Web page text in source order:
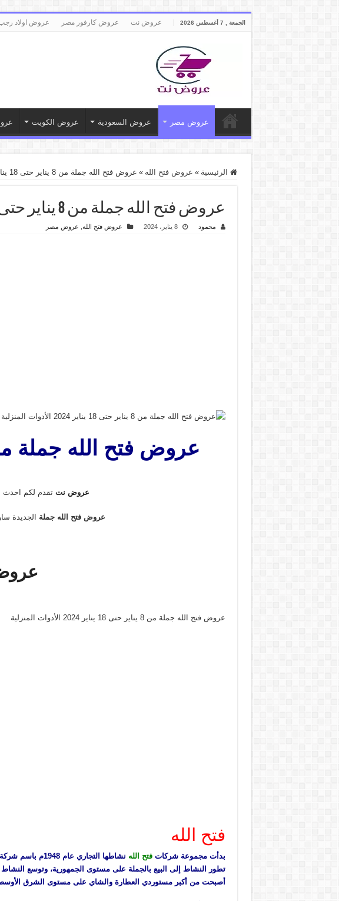
الجمعة , 7 أغسطس 2026 عروض نت عروض كارفور مصر عروض اولاد
عروض مصر عروض السعودية عروض الكويت
الرئيسية » عروض فتح الله » عروض فتح الله جملة من 8 يناير حتى 18 يناير 2024 الأدوات المنزلية
عروض فتح الله جملة من 8 يناير حتى 18 يناير 2024 الأدوات المنزلية
محمود 8 يناير، 2024 عروض فتح الله عروض مصر
عروض نت تقدم لكم احدث
عروض فتح الله جملة الجديدة سارية من 8 يناير حتى 18 يناير 2024
عروض
عروض فتح الله جملة من 8 يناير حتى 18 يناير 2024 الأدوات المنزلية
فتح الله
بدأت مجموعة شركاتفتح الله
نشاطها
تطور النشاط إلى البيع بالجملة على مستوى الجمهورية، وتوسع النشاط
أصبحت من أكبر مستوردي العطارة والشاي على مستوى الشرق